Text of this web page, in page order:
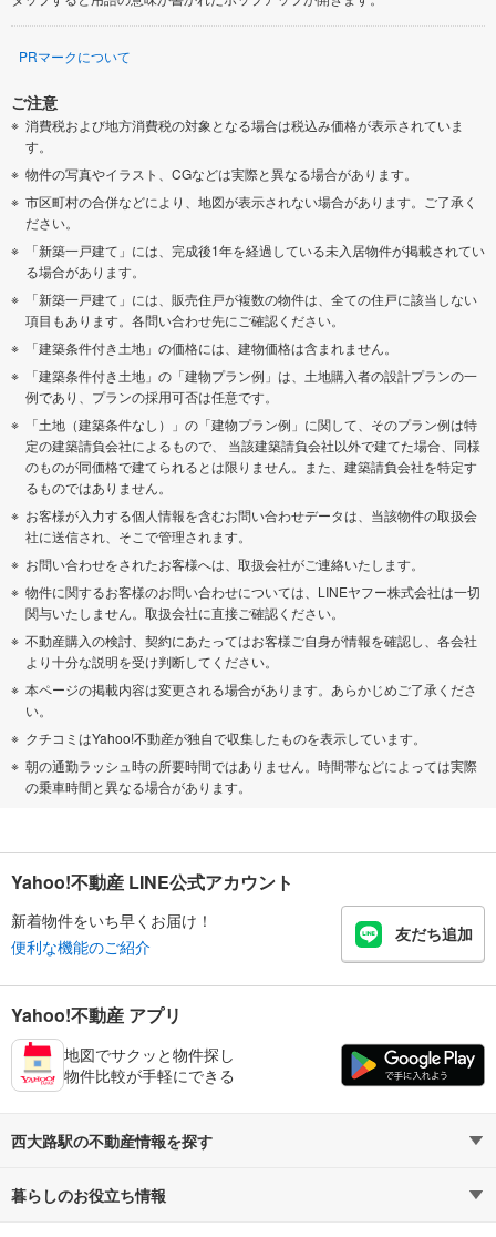
PRマークについて
ご注意
消費税および地方消費税の対象となる場合は税込み価格が表示されていま
す。
物件の写真やイラスト、CGなどは実際と異なる場合があります。
市区町村の合併などにより、地図が表示されない場合があります。ご了承く
ださい。
「新築一戸建て」には、完成後1年を経過している未入居物件が掲載されてい
る場合があります。
「新築一戸建て」には、販売住戸が複数の物件は、全ての住戸に該当しない
項目もあります。各問い合わせ先にご確認ください。
「建築条件付き土地」の価格には、建物価格は含まれません。
「建築条件付き土地」の「建物プラン例」は、土地購入者の設計プランの一
例であり、プランの採用可否は任意です。
「土地（建築条件なし）」の「建物プラン例」に関して、そのプラン例は特
定の建築請負会社によるもので、 当該建築請負会社以外で建てた場合、同様
のものが同価格で建てられるとは限りません。また、建築請負会社を特定す
るものではありません。
お客様が入力する個人情報を含むお問い合わせデータは、当該物件の取扱会
社に送信され、そこで管理されます。
お問い合わせをされたお客様へは、取扱会社がご連絡いたします。
物件に関するお客様のお問い合わせについては、LINEヤフー株式会社は一切
関与いたしません。取扱会社に直接ご確認ください。
不動産購入の検討、契約にあたってはお客様ご自身が情報を確認し、各会社
より十分な説明を受け判断してください。
本ページの掲載内容は変更される場合があります。あらかじめご了承くださ
い。
クチコミはYahoo!不動産が独自で収集したものを表示しています。
朝の通勤ラッシュ時の所要時間ではありません。時間帯などによっては実際
の乗車時間と異なる場合があります。
Yahoo!不動産 LINE公式アカウント
新着物件をいち早くお届け！
便利な機能のご紹介
友だち追加
Yahoo!不動産 アプリ
地図でサクッと物件探し
物件比較が手軽にできる
西大路駅の不動産情報を探す
不動産・住宅
暮らしのお役立ち情報